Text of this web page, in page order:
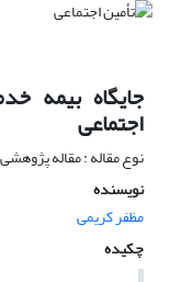
جایگاه بیمه
اجتماعی
نوع مقاله : مقاله پژوهشی
نویسنده
مظفر کریمی
چکیده